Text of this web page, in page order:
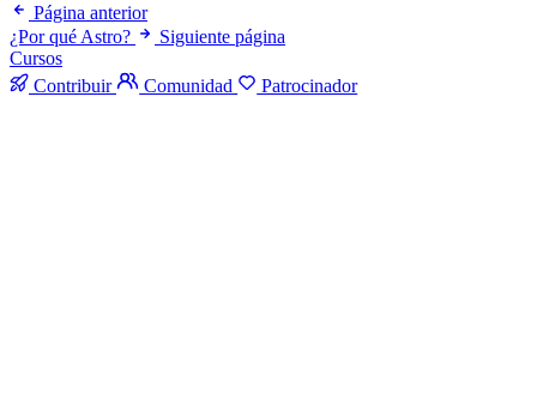
Página anterior
¿Por qué Astro?
Siguiente página
Cursos
Contribuir
Comunidad Patrocinador